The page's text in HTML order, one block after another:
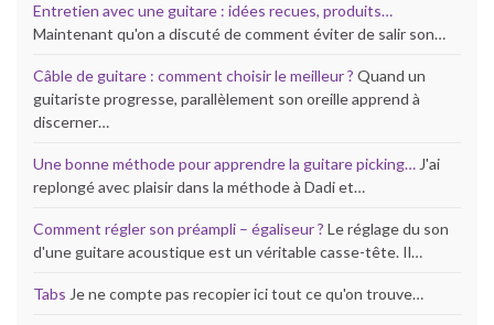
Entretien avec une guitare : idées recues, produits…
Maintenant qu'on a discuté de comment éviter de salir son…
Câble de guitare : comment choisir le meilleur ? Quand un
guitariste progresse, parallèlement son oreille apprend à
discerner…
Une bonne méthode pour apprendre la guitare picking…J'ai
replongé avec plaisir dans la méthode à Dadi et…
Comment régler son préampli – égaliseur ? Le réglage du son
d'une guitare acoustique est un véritable casse-tête. Il…
Tabs Je ne compte pas recopier ici tout ce qu'on trouve…